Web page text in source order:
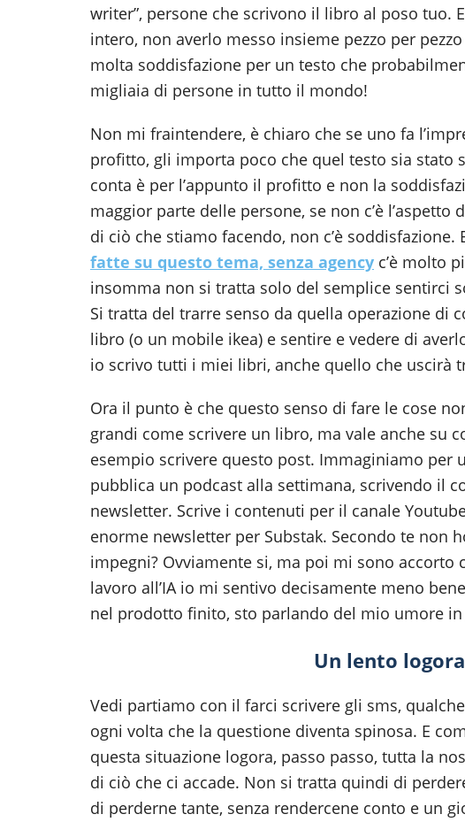
writer”, persone che scrivono il libro al poso tuo.
intero, non averlo messo insieme pezzo per
molta soddisfazione per un testo che
migliaia di persone in tutto il mondo!
Non mi fraintendere, è chiaro che se uno fa
profitto, gli importa poco che quel testo sia stato
conta è per l’appunto il profitto e non la
maggior parte delle persone, se non c’è
di ciò che stiamo facendo, non c’è
fatte su questo tema, senza agency c’è molto
insomma non si tratta solo del semplice sentirci
Si tratta del trarre senso da quella operazione di
libro (o un mobile ikea) e sentire e vedere di
io scrivo tutti i miei libri, anche quello che uscirà
Ora il punto è che questo senso di fare le cose
grandi come scrivere un libro, ma vale anche su
esempio scrivere questo post. Immaginiamo per
pubblica un podcast alla settimana, scrivendo il
newsletter. Scrive i contenuti per il canale
enorme newsletter per Substak. Secondo te non
impegni? Ovviamente si, ma poi mi sono accorto
lavoro all’IA io mi sentivo decisamente meno
nel prodotto finito, sto parlando del mio umore in
Un lento
Vedi partiamo con il farci scrivere gli sms,
ogni volta che la questione diventa spinosa. E
questa situazione logora, passo passo, tutta la
di ciò che ci accade. Non si tratta quindi di
di perderne tante, senza rendercene conto e un